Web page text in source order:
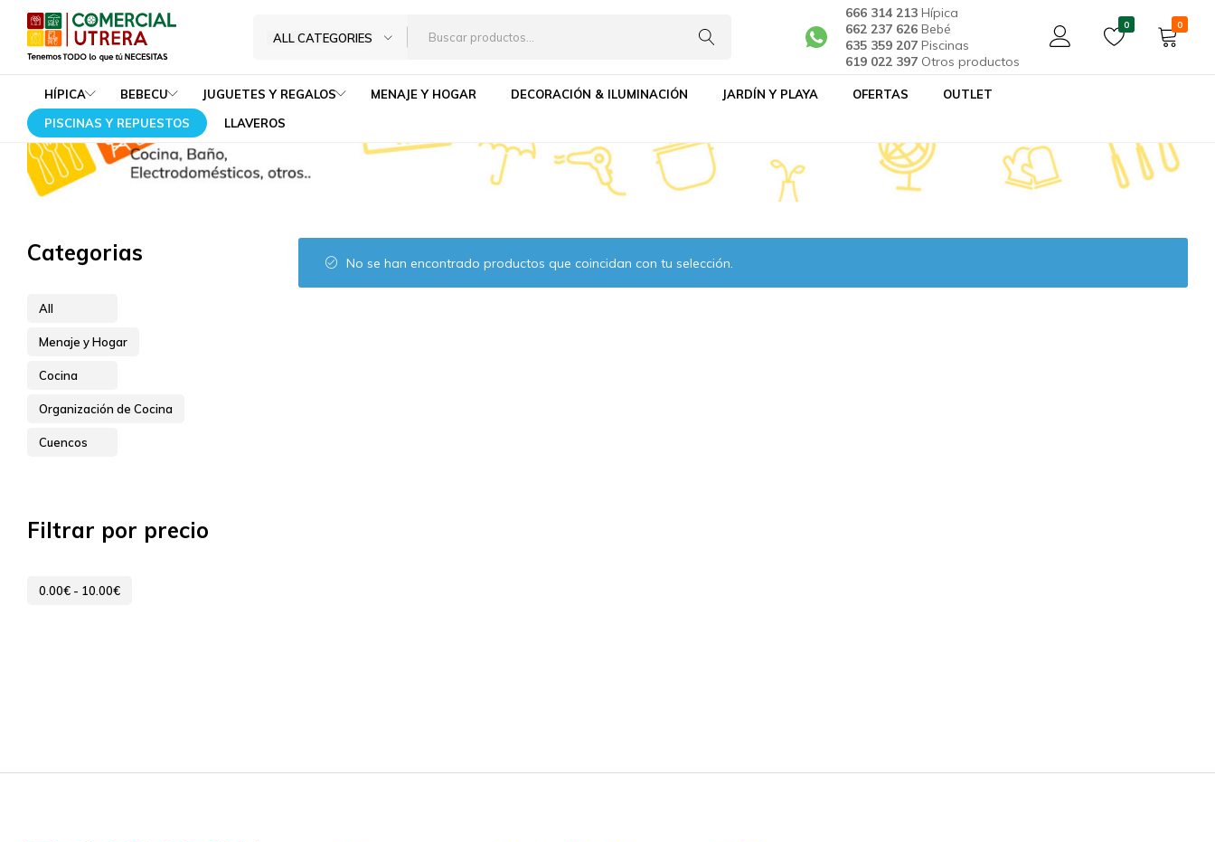
Comercial
Utrera
Tenemos
TODO
lo
que
tú
NECESITAS
ALL CATEGORIES
666 314 213 Hípica
662 237 626 Bebé
635 359 207 Piscinas
619 022 397 Otros productos
0 0
HÍPICA BEBECU JUGUETES Y REGALOS MENAJE Y HOGAR DECORACIÓN & ILUMINACIÓN JARDÍN Y PLAYA OFERTAS
OUTLET
PISCINAS Y REPUESTOS
LLAVEROS
Home Menaje y Hogar Cocina Cuencos
No se han encontrado productos que coincidan con tu selección.
Categorias
All
Menaje y Hogar
Cocina
Organización de Cocina
Cuencos
Filtrar por precio
0.00€ - 10.00€